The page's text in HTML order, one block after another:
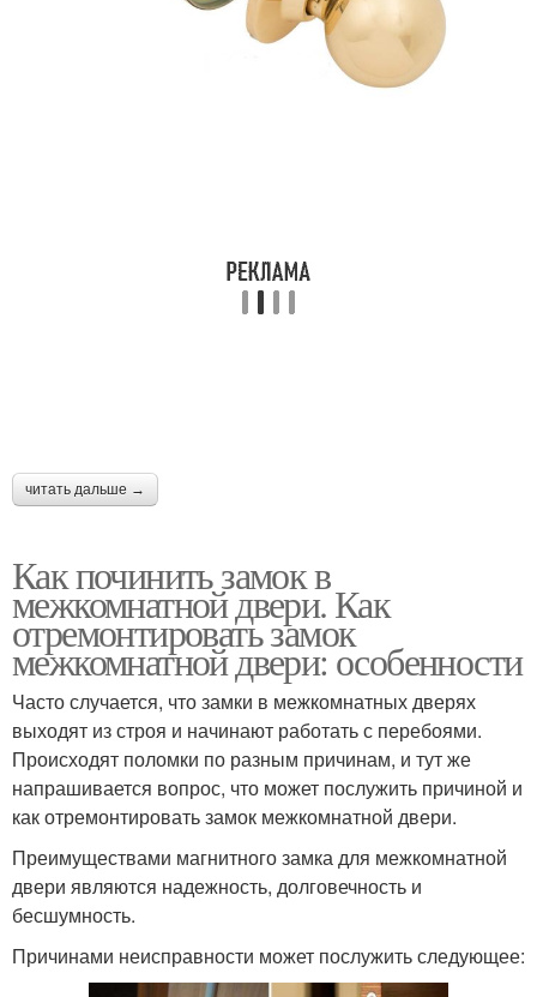
читать дальше →
Как починить замок в
межкомнатной двери. Как
отремонтировать замок
межкомнатной двери: особенности
Часто случается, что замки в межкомнатных дверях
выходят из строя и начинают работать с перебоями.
Происходят поломки по разным причинам, и тут же
напрашивается вопрос, что может послужить причиной и
как отремонтировать замок межкомнатной двери.
Преимуществами магнитного замка для межкомнатной
двери являются надежность, долговечность и
бесшумность.
Причинами неисправности может послужить следующее: